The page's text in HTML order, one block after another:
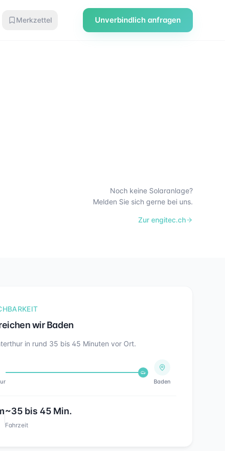
Merkzettel Unverbindlich anfragen
Noch keine Solaranlage?
Melden Sie sich gerne bei uns.
Zur engitec.ch
wirBaden
in rund 35 bis 45 Minuten vor Ort.
Baden
~35 bis 45Min.
Fahrzeit